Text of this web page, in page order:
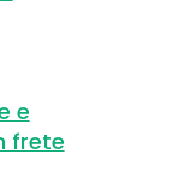
e
frete